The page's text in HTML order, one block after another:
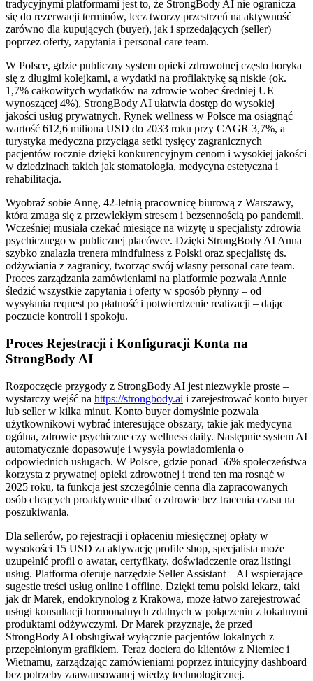
tradycyjnymi platformami jest to, że StrongBody AI nie ogranicza
się do rezerwacji terminów, lecz tworzy przestrzeń na aktywność
zarówno dla kupujących (buyer), jak i sprzedających (seller)
poprzez oferty, zapytania i personal care team.
W Polsce, gdzie publiczny system opieki zdrowotnej często boryka
się z długimi kolejkami, a wydatki na profilaktykę są niskie (ok.
1,7% całkowitych wydatków na zdrowie wobec średniej UE
wynoszącej 4%), StrongBody AI ułatwia dostęp do wysokiej
jakości usług prywatnych. Rynek wellness w Polsce ma osiągnąć
wartość 612,6 miliona USD do 2033 roku przy CAGR 3,7%, a
turystyka medyczna przyciąga setki tysięcy zagranicznych
pacjentów rocznie dzięki konkurencyjnym cenom i wysokiej jakości
w dziedzinach takich jak stomatologia, medycyna estetyczna i
rehabilitacja.
Wyobraź sobie Annę, 42-letnią pracownicę biurową z Warszawy,
która zmaga się z przewlekłym stresem i bezsennością po pandemii.
Wcześniej musiała czekać miesiące na wizytę u specjalisty zdrowia
psychicznego w publicznej placówce. Dzięki StrongBody AI Anna
szybko znalazła trenera mindfulness z Polski oraz specjalistę ds.
odżywiania z zagranicy, tworząc swój własny personal care team.
Proces zarządzania zamówieniami na platformie pozwala Annie
śledzić wszystkie zapytania i oferty w sposób płynny – od
wysyłania request po płatność i potwierdzenie realizacji – dając
poczucie kontroli i spokoju.
Proces Rejestracji i Konfiguracji Konta na
StrongBody AI
Rozpoczęcie przygody z StrongBody AI jest niezwykle proste –
wystarczy wejść na https://strongbody.ai i zarejestrować konto buyer
lub seller w kilka minut. Konto buyer domyślnie pozwala
użytkownikowi wybrać interesujące obszary, takie jak medycyna
ogólna, zdrowie psychiczne czy wellness daily. Następnie system AI
automatycznie dopasowuje i wysyła powiadomienia o
odpowiednich usługach. W Polsce, gdzie ponad 56% społeczeństwa
korzysta z prywatnej opieki zdrowotnej i trend ten ma rosnąć w
2025 roku, ta funkcja jest szczególnie cenna dla zapracowanych
osób chcących proaktywnie dbać o zdrowie bez tracenia czasu na
poszukiwania.
Dla sellerów, po rejestracji i opłaceniu miesięcznej opłaty w
wysokości 15 USD za aktywację profile shop, specjalista może
uzupełnić profil o awatar, certyfikaty, doświadczenie oraz listingi
usług. Platforma oferuje narzędzie Seller Assistant – AI wspierające
sugestie treści usług online i offline. Dzięki temu polski lekarz, taki
jak dr Marek, endokrynolog z Krakowa, może łatwo zarejestrować
usługi konsultacji hormonalnych zdalnych w połączeniu z lokalnymi
produktami odżywczymi. Dr Marek przyznaje, że przed
StrongBody AI obsługiwał wyłącznie pacjentów lokalnych z
przepełnionym grafikiem. Teraz dociera do klientów z Niemiec i
Wietnamu, zarządzając zamówieniami poprzez intuicyjny dashboard
bez potrzeby zaawansowanej wiedzy technologicznej.